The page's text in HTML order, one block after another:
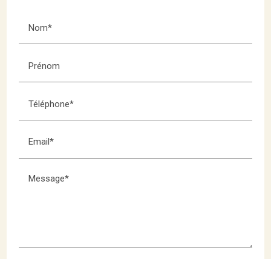
Nom*
Prénom
Téléphone*
Email*
Message*